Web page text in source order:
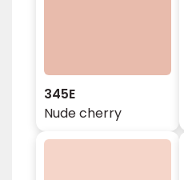
345E
Nude cherry